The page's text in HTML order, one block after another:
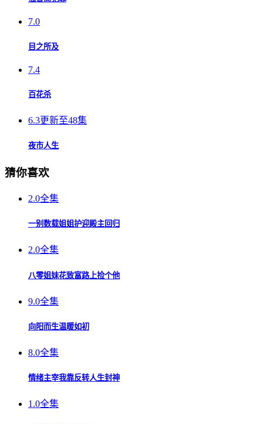
7.0
目之所及
7.4
百花杀
6.3更新至48集
夜市人生
猜你喜欢
2.0全集
一别数载姐姐护迎殿主回归
2.0全集
八零姐妹花致富路上捡个他
9.0全集
向阳而生温暖如初
8.0全集
情绪主宰我靠反转人生封神
1.0全集